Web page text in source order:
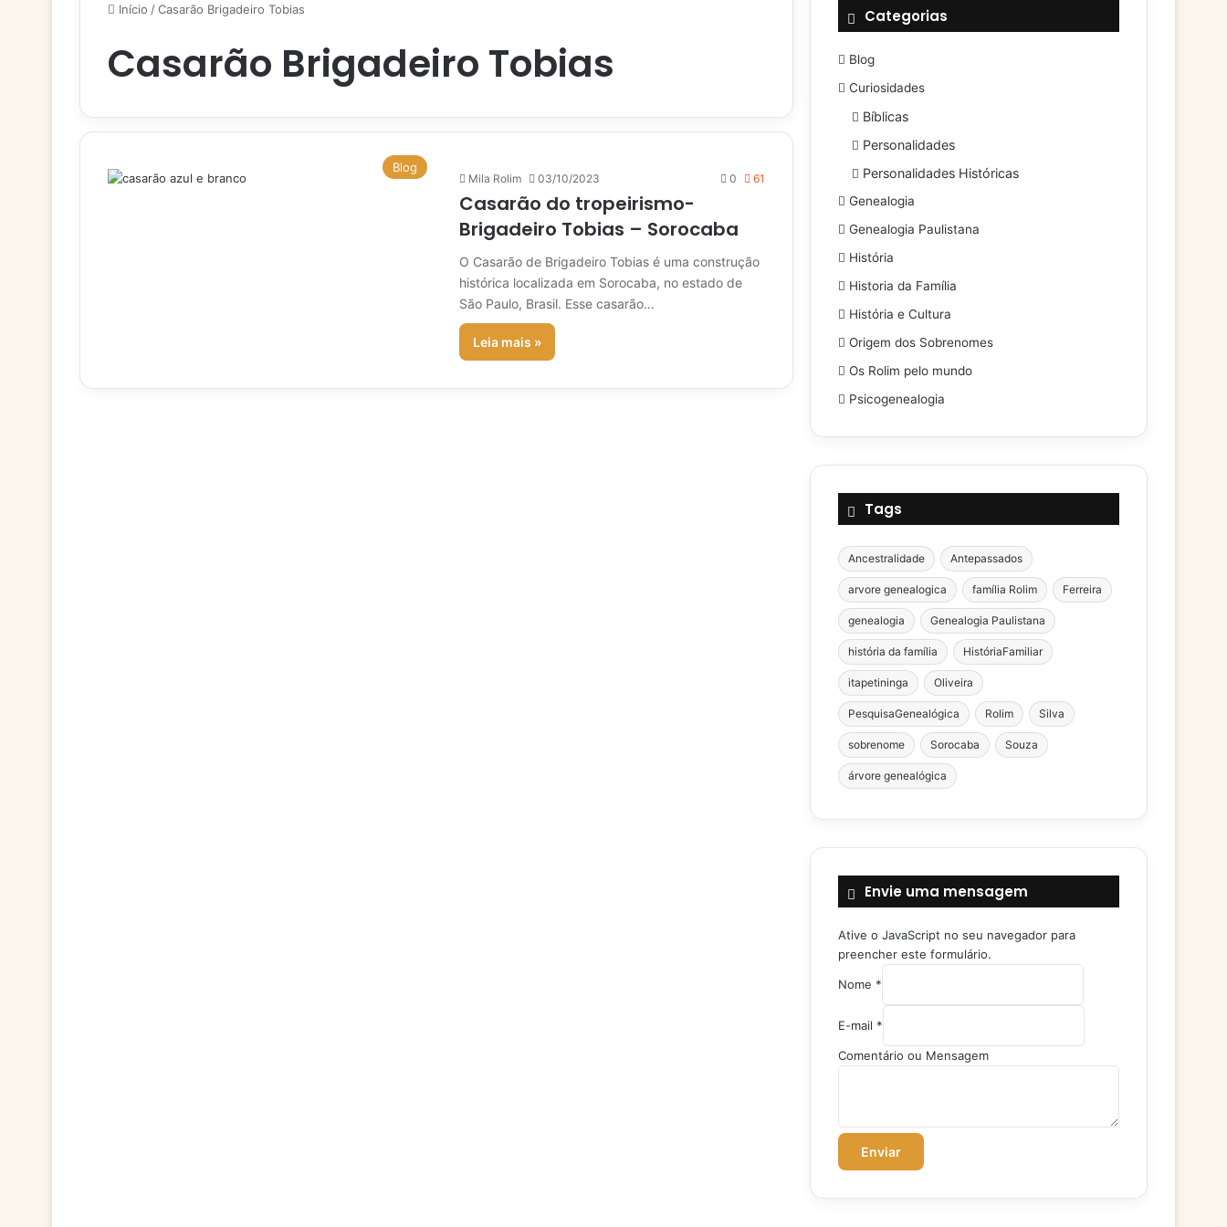
Início /Casarão Brigadeiro Tobias
Casarão Brigadeiro Tobias
Blog
Mila Rolim 03/10/2023 0 61
Casarão do tropeirismo-
Brigadeiro Tobias – Sorocaba
O Casarão de Brigadeiro Tobias é uma construção
histórica localizada em Sorocaba, no estado de
São Paulo, Brasil. Esse casarão…
Leia mais »
Categorias
Blog
Curiosidades
Bíblicas
Personalidades
Personalidades Históricas
Genealogia
Genealogia Paulistana
História
Historia da Família
História e Cultura
Origem dos Sobrenomes
Os Rolim pelo mundo
Psicogenealogia
Tags
Ancestralidade Antepassados
arvore genealogica família Rolim Ferreira
genealogia Genealogia Paulistana
história da família HistóriaFamiliar
itapetininga Oliveira
PesquisaGenealógica Rolim Silva
sobrenome Sorocaba Souza
árvore genealógica
Envie uma mensagem
Ative o JavaScript no seu navegador para
preencher este formulário.
Nome *
o
m
e
á
i
E-mail *
Comentário ou Mensagem
Enviar